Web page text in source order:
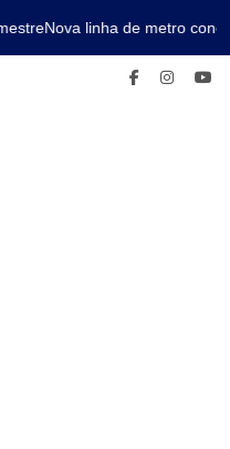
Nova linha de metro